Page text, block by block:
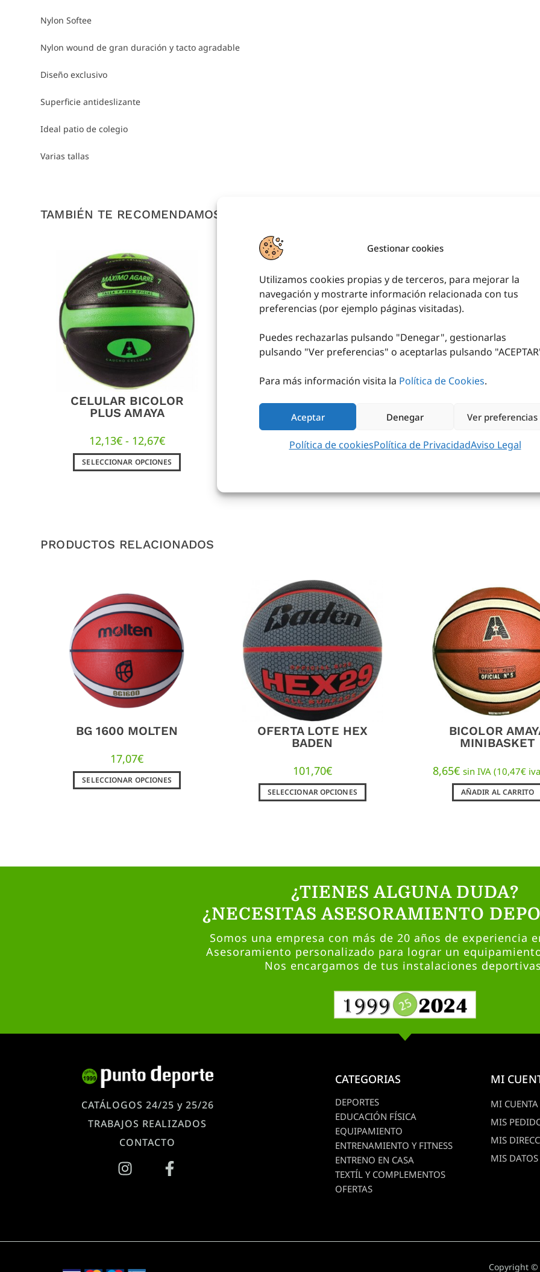
Gestionar cookies
Utilizamos cookies propias y de terceros, para mejorar la
navegación y mostrarte información relacionada con tus
preferencias (por ejemplo páginas visitadas).
Puedes rechazarlas pulsando "Denegar", gestionarlas
pulsando "Ver preferencias" o aceptarlas pulsando
Para más información visita la Política de Cookies.
Aceptar Denegar Ver preferencias
Política de cookiesPolítica de PrivacidadAviso Legal
Nylon Softee
Nylon wound de gran duración y tacto agradable
Diseño exclusivo
Superficie antideslizante
Ideal patio de colegio
Varias tallas
TAMBIÉN TE RECOMENDAMOS…
CELULAR BICOLOR
PLUS AMAYA
12,13€ - 12,67€
SELECCIONAR OPCIONES
HEX BADEN
11,04€
SELECCIONAR OPCIONES
PRODUCTOS RELACIONADOS
BG 1600 MOLTEN
17,07€
SELECCIONAR OPCIONES
OFERTA LOTE HEX
BADEN
101,70€
SELECCIONAR OPCIONES
BICOLOR
MINIBASKET
8,65€ sin IVA (10,47€
AÑADIR AL CARRITO
¿TIENES ALGUNA DUDA?
¿NECESITAS ASESORAMIENTO
Somos una empresa con más de 20 años de experiencia
Asesoramiento personalizado para lograr un
Nos encargamos de tus instalaciones
CATÁLOGOS 24/25 y 25/26
TRABAJOS REALIZADOS
CONTACTO
CATEGORIAS
DEPORTES
EDUCACIÓN FÍSICA
EQUIPAMIENTO
ENTRENAMIENTO Y FITNESS
ENTRENO EN CASA
TEXTÍL Y COMPLEMENTOS
OFERTAS
MI
MI CUENTA
MIS
MIS
MIS DATOS
Copyright ©